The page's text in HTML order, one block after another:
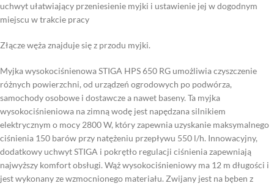
uchwyt ułatwiający przeniesienie myjki i ustawienie jej w dogodnym
miejscu w trakcie pracy
Złącze węża znajduje się z przodu myjki.
Myjka wysokociśnienowa STIGA HPS 650 RG umożliwia czyszczenie
różnych powierzchni, od urządzeń ogrodowych po podwórza,
samochody osobowe i dostawcze a nawet baseny. Ta myjka
wysokociśnieniowa na zimną wodę jest napędzana silnikiem
elektrycznym o mocy 2800 W, który zapewnia uzyskanie maksymalnego
ciśnienia 150 barów przy natężeniu przepływu 550 l/h. Innowacyjny,
dodatkowy uchwyt STIGA i pokrętło regulacji ciśnienia zapewniają
najwyższy komfort obsługi. Wąż wysokociśnieniowy ma 12 m długości i
jest wykonany ze wzmocnionego materiału. Zwijany jest na bęben z